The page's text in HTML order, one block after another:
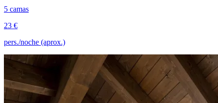
5 camas
23 €
pers./noche (aprox.)